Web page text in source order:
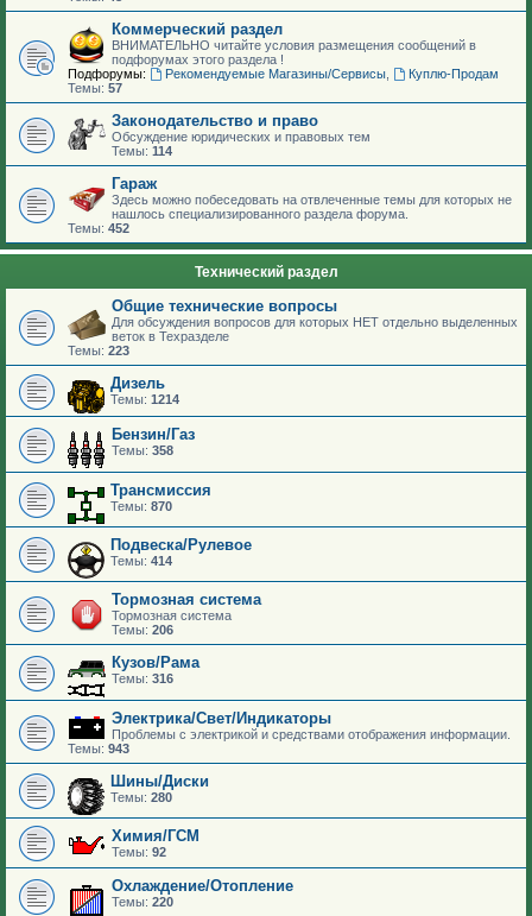
Коммерческий раздел
ВНИМАТЕЛЬНО читайте условия размещения сообщений в
подфорумах этого раздела !
Подфорумы:
Рекомендуемые Магазины/Сервисы,
Куплю-Продам
Темы: 57
Законодательство и право
Обсуждение юридических и правовых тем
Темы: 114
Гараж
Здесь можно побеседовать на отвлеченные темы для которых не
нашлось специализированного раздела форума.
Темы: 452
Технический раздел
Общие технические вопросы
Для обсуждения вопросов для которых НЕТ отдельно выделенных
веток в Техразделе
Темы: 223
Дизель
Темы: 1214
Бензин/Газ
Темы: 358
Трансмиссия
Темы: 870
Подвеска/Рулевое
Темы: 414
Тормозная система
Тормозная система
Темы: 206
Кузов/Рама
Темы: 316
Электрика/Свет/Индикаторы
Проблемы с электрикой и средствами отображения информации.
Темы: 943
Шины/Диски
Темы: 280
Химия/ГСМ
Темы: 92
Охлаждение/Отопление
Темы: 220